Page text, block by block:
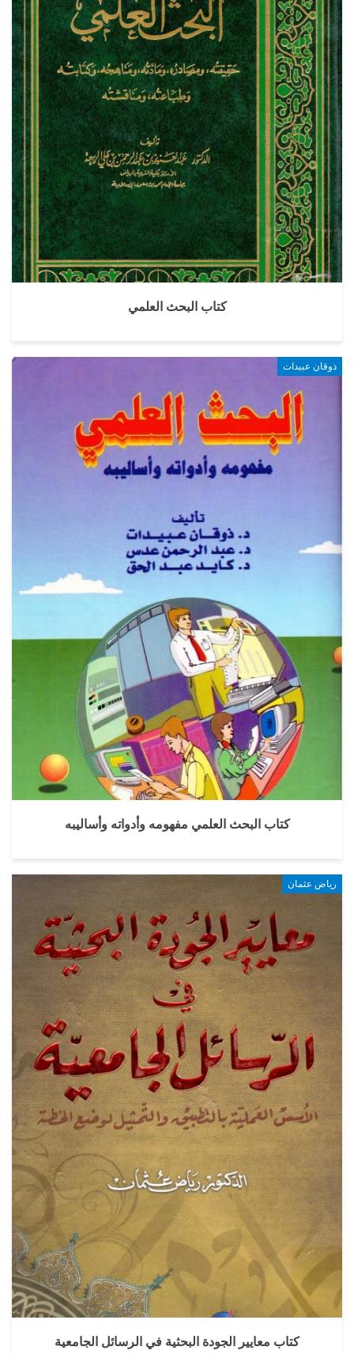
كتاب البحث العلمي
ذوقان عبيدات
كتاب البحث العلمي مفهومه وأدواته وأساليبه
رياض عثمان
كتاب معايير الجودة البحثية في الرسائل الجامعية